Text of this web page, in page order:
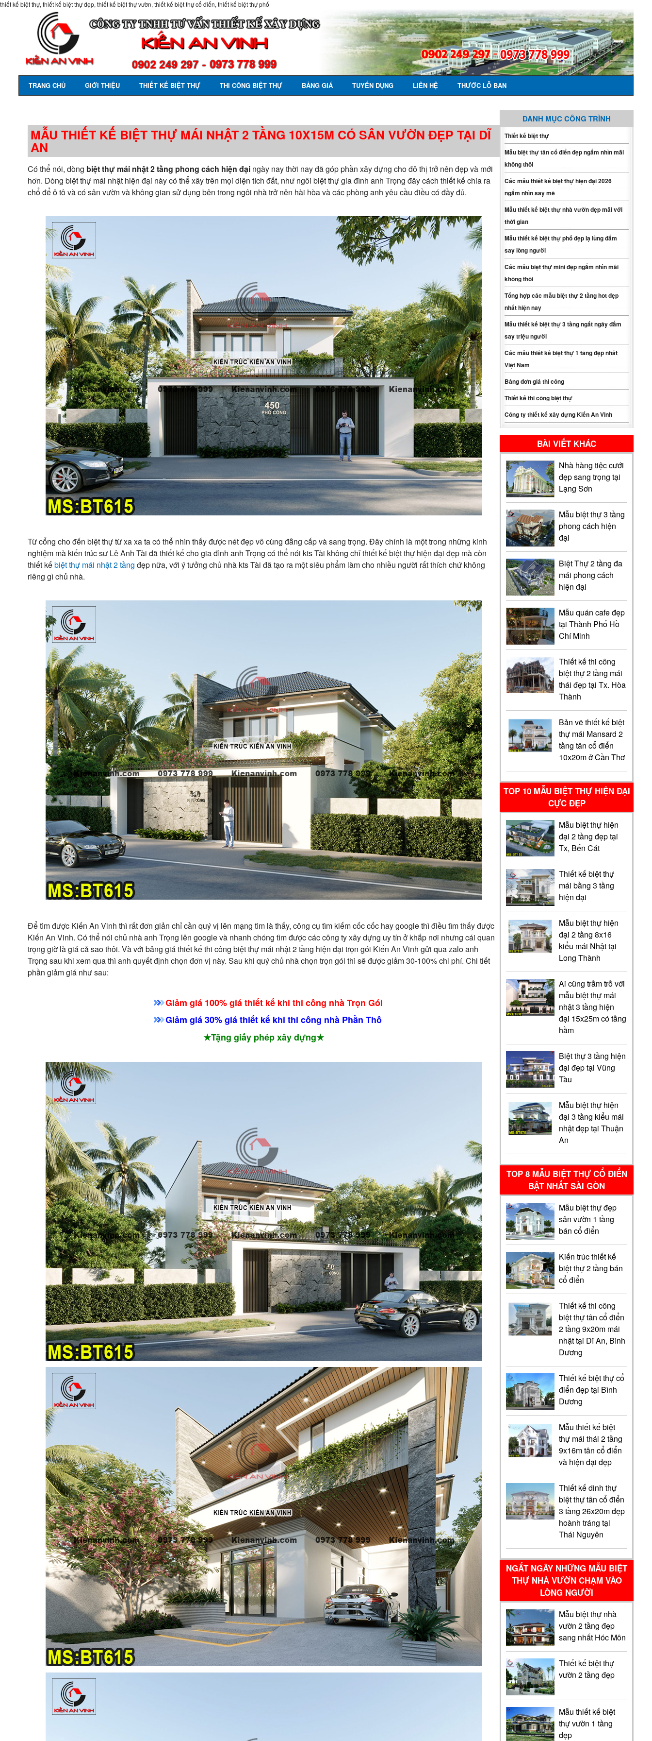
thiết kế biệt thự, thiết kế biệt thự đẹp, thiết kế biệt thự vườn, thiết kế biệt thự cổ điển, thiết kế biệt thự phố
TRANG CHỦ GIỚI THIỆU THIẾT KẾ BIỆT THỰ THI CÔNG BIỆT THỰ BẢNG GIÁ TUYỂN DỤNG LIÊN HỆ THƯỚC LỖ BAN
DANH MỤC CÔNG TRÌNH
Thiết kế biệt thự
Mẫu biệt thự tân cổ điển đẹp ngắm nhìn mãi
không thôi
Các mẫu thiết kế biệt thự hiện đại 2026
ngắm nhìn say mê
Mẫu thiết kế biệt thự nhà vườn đẹp mãi với
thời gian
Mẫu thiết kế biệt thự phố đẹp lạ lùng đắm
say lòng người
Các mẫu biệt thự mini đẹp ngắm nhìn mãi
không thôi
Tổng hợp các mẫu biệt thự 2 tầng hot đẹp
nhất hiện nay
Mẫu thiết kế biệt thự 3 tầng ngất ngây đắm
say triệu người
Các mẫu thiết kế biệt thự 1 tầng đẹp nhất
Việt Nam
Bảng đơn giá thi công
Thiết kế thi công biệt thự
Công ty thiết kế xây dựng Kiến An Vinh
BÀI VIẾT KHÁC
Nhà hàng tiệc cưới
đẹp sang trọng tại
Lạng Sơn
Mẫu biệt thự 3 tầng
phong cách hiện
đại
Biệt Thự 2 tầng đa
mái phong cách
hiện đại
Mẫu quán cafe đẹp
tại Thành Phố Hồ
Chí Minh
Thiết kế thi công
biệt thự 2 tầng mái
thái đẹp tại Tx. Hòa
Thành
Bản vẽ thiết kế biệt
thự mái Mansard 2
tầng tân cổ điển
10x20m ở Cần Thơ
TOP 10 MẪU BIỆT THỰ HIỆN ĐẠI
CỰC ĐẸP
Mẫu biệt thự hiện
đại 2 tầng đẹp tại
Tx, Bến Cát
Thiết kế biệt thự
mái bằng 3 tầng
hiện đại
Mẫu biệt thự hiện
đại 2 tầng 8x16
kiểu mái Nhật tại
Long Thành
Ai cũng trầm trồ với
mẫu biệt thự mái
nhật 3 tầng hiện
đại 15x25m có tầng
hầm
Biệt thự 3 tầng hiện
đại đẹp tại Vũng
Tàu
Mẫu biệt thự hiện
đại 3 tầng kiểu mái
nhật đẹp tại Thuận
An
TOP 8 MẪU BIỆT THỰ CỔ ĐIỂN
BẬT NHẤT SÀI GÒN
Mẫu biệt thự đẹp
sân vườn 1 tầng
bán cổ điển
Kiến trúc thiết kế
biệt thự 2 tầng bán
cổ điển
Thiết kế thi công
biệt thự tân cổ điển
2 tầng 9x20m mái
nhật tại Dĩ An, Bình
Dương
Thiết kế biệt thự cổ
điển đẹp tại Bình
Dương
Mẫu thiết kế biệt
thự mái thái 2 tầng
9x16m tân cổ điển
và hiện đại đẹp
Thiết kế dinh thự
biệt thự tân cổ điển
3 tầng 26x20m đẹp
hoành tráng tại
Thái Nguyên
NGẤT NGÂY NHỮNG MẪU BIỆT
THỰ NHÀ VƯỜN CHẠM VÀO
LÒNG NGƯỜI
Mẫu biệt thự nhà
vườn 2 tầng đẹp
sang nhất Hóc Môn
Thiết kế biệt thự
vườn 2 tầng đẹp
Mẫu thiết kế biệt
thự vườn 1 tầng
đẹp
MẪU THIẾT KẾ BIỆT THỰ MÁI NHẬT 2 TẦNG 10X15M CÓ SÂN VƯỜN ĐẸP TẠI DĨ
AN
Có thể nói, dòng biệt thự mái nhật 2 tầng phong cách hiện đại ngày nay thời nay đã góp phần xây dựng cho đô thị trở nên đẹp và mới
hơn. Dòng biệt thự mái nhật hiện đại này có thể xây trên mọi diện tích đất, như ngôi biệt thự gia đình anh Trọng đây cách thiết kế chia ra
chổ để ô tô và có sân vườn và không gian sử dụng bên trong ngôi nhà trở nên hài hòa và các phòng anh yêu cầu điều có đầy đủ.
Từ cổng cho đến biệt thự từ xa xa ta có thể nhìn thấy được nét đẹp vô cùng đẳng cấp và sang trọng. Đây chính là một trong những kinh
nghiệm mà kiến trúc sư Lê Anh Tài đã thiết kế cho gia đình anh Trọng có thể nói kts Tài không chỉ thiết kế biệt thự hiện đại đẹp mà còn
thiết kếbiệt thự mái nhật 2 tầng đẹp nữa, với ý tưởng chủ nhà kts Tài đã tạo ra một siêu phẩm làm cho nhiều người rất thích chứ không
riêng gì chủ nhà.
Để tìm được Kiến An Vinh thì rất đơn giản chỉ cần quý vị lên mạng tìm là thấy, công cụ tìm kiếm cốc cốc hay google thì điều tìm thấy được
Kiến An Vinh. Có thể nói chủ nhà anh Trọng lên google và nhanh chóng tìm được các công ty xây dựng uy tín ở khắp nơi nhưng cái quan
trọng giờ là giá cả sao thôi. Và với bảng giá thiết kế thi công biệt thự mái nhật 2 tầng hiện đại trọn gói Kiến An Vinh gửi qua zalo anh
Trọng sau khi xem qua thì anh quyết định chọn đơn vị này. Sau khi quý chủ nhà chọn trọn gói thì sẽ được giảm 30-100% chi phí. Chi tiết
phần giảm giá như sau:
Giảm giá 100% giá thiết kế khi thi công nhà Trọn Gói
Giảm giá 30% giá thiết kế khi thi công nhà Phần Thô
★Tặng giấy phép xây dựng★